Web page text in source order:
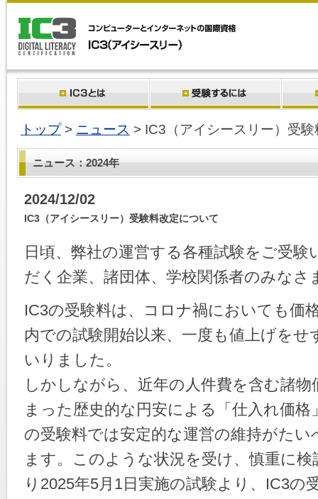
トップ> ニュース > IC3（アイシースリー）受
ニュース：2024年
2024/12/02
IC3（アイシースリー）受験料改定について
日頃、弊社の運営する各種試験をご受
だく企業、諸団体、学校関係者のみな
IC3の受験料は、コロナ禍においても価
内での試験開始以来、一度も値上げを
いりました。
しかしながら、近年の人件費を含む諸
まった歴史的な円安による「仕入れ価
の受験料では安定的な運営の維持がた
ます。このような状況を受け、慎重に
り2025年5月1日実施の試験より、IC3